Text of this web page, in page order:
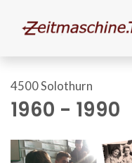
4500 Solothurn
1960 - 1990